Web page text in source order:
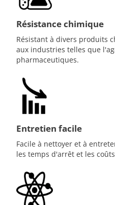
Résistance chimique
Résistant à divers produits
aux industries telles que
pharmaceutiques.
Entretien facile
Facile à nettoyer et à
les temps d'arrêt et les